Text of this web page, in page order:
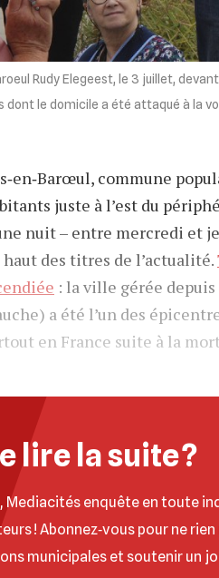
Rudy Elegeest, le 3 juillet,
dont le domicile a été attaqué à la
commune
juste à l’est du
nuit – entre mercredi et
haut des titres de l’actualité.
: la ville gérée
a été l’un des
en France suite à la
lire la suite ?
Mediacités enquête en toute
! Abonnez‐vous pour ne
municipales et soutenir un